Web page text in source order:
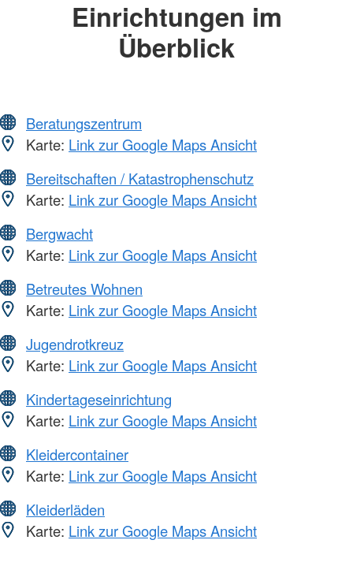
Einrichtungen im
Überblick
Beratungszentrum
Karte: Link zur Google Maps Ansicht
Bereitschaften / Katastrophenschutz
Karte: Link zur Google Maps Ansicht
Bergwacht
Karte: Link zur Google Maps Ansicht
Betreutes Wohnen
Karte: Link zur Google Maps Ansicht
Jugendrotkreuz
Karte: Link zur Google Maps Ansicht
Kindertageseinrichtung
Karte: Link zur Google Maps Ansicht
Kleidercontainer
Karte: Link zur Google Maps Ansicht
Kleiderläden
Karte: Link zur Google Maps Ansicht